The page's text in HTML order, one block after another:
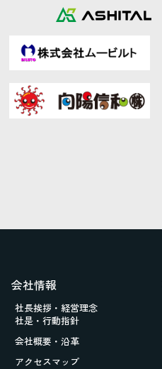
会社情報
社長挨拶・経営理念
社是・行動指針
会社概要・沿革
アクセスマップ